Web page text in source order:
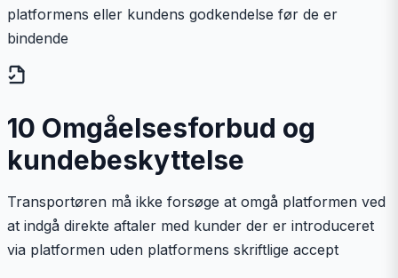
platformens eller kundens godkendelse før de er
bindende
10 Omgåelsesforbud og
kundebeskyttelse
Transportøren må ikke forsøge at omgå platformen ved
at indgå direkte aftaler med kunder der er introduceret
via platformen uden platformens skriftlige accept